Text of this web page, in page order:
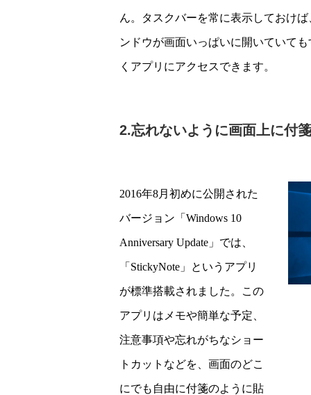
ん。タスクバーを常に表示しておけば
ンドウが画面いっぱいに開いていても
くアプリにアクセスできます。
2.忘れないように画面上に付箋
2016年8月初めに公開された
バージョン「Windows 10
Anniversary Update」では、
「StickyNote」というアプリ
が標準搭載されました。この
アプリはメモや簡単な予定、
注意事項や忘れがちなショー
トカットなどを、画面のどこ
にでも自由に付箋のように貼